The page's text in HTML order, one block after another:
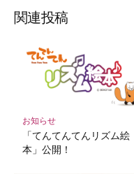
ア
ー
ク
に
存
関連投稿
お知らせ
「てんてんてんリズム絵
本」公開！